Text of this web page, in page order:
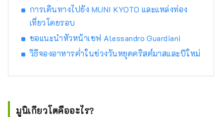
การเดินทางไปยัง MUNI KYOTO และแหล่งท่อง
เที่ยวโดยรอบ
ขอแนะนำหัวหน้าเชฟ Alessandro Guardiani
วิธีจองอาหารค่ำในช่วงวันหยุดคริสต์มาสและปีใหม่
มูนิเกียวโตคืออะไร?